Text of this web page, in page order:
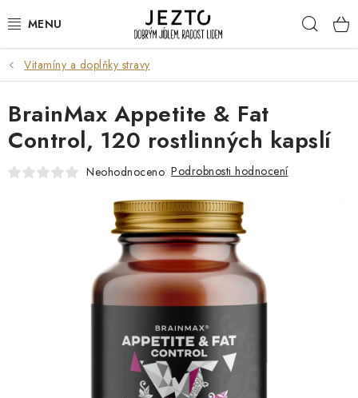
na
DÁRKOVÉ SADY
TRVANLIVÉ
DROGERIE A KOSMETIKA
RELAX A REGENERACE
NÁŠ PŘÍBĚH FIREMNÍ DÁRKY
KONTAKTY
Vitamíny a doplňky stravy
BrainMax Appetite & Fat
Control, 120 rostlinných kapslí
Neohodnoceno Podrobnosti hodnocení